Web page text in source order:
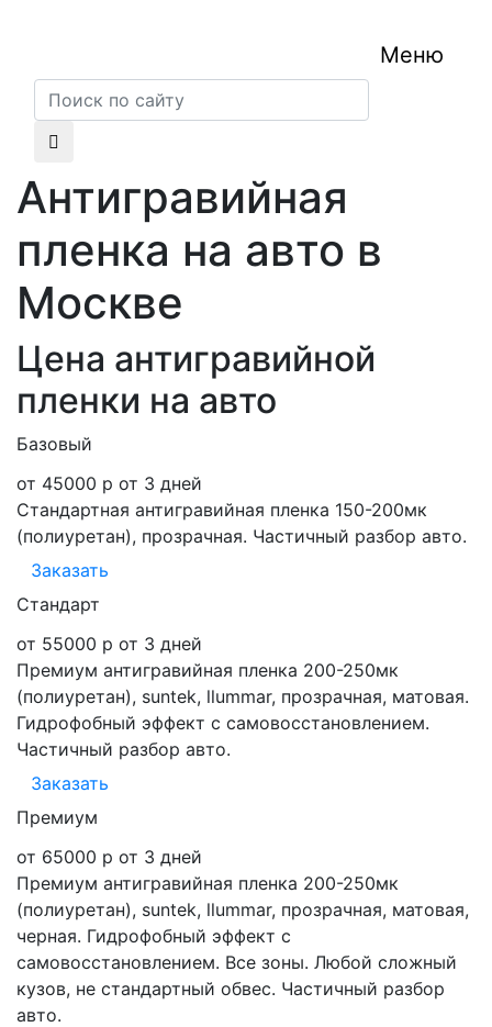
Меню
Антигравийная
пленка на авто в
Москве
Цена антигравийной
пленки на авто
Базовый
от 45000 р от 3 дней
Стандартная антигравийная пленка 150-200мк
(полиуретан), прозрачная. Частичный разбор авто.
Заказать
Стандарт
от 55000 р от 3 дней
Премиум антигравийная пленка 200-250мк
(полиуретан), suntek, llummar, прозрачная, матовая.
Гидрофобный эффект с самовосстановлением.
Частичный разбор авто.
Заказать
Премиум
от 65000 р от 3 дней
Премиум антигравийная пленка 200-250мк
(полиуретан), suntek, llummar, прозрачная, матовая,
черная. Гидрофобный эффект с
самовосстановлением. Все зоны. Любой сложный
кузов, не стандартный обвес. Частичный разбор
авто.